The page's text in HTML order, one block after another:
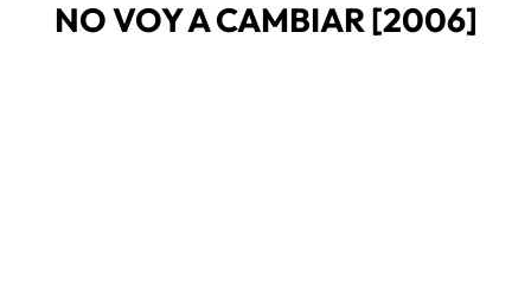
NO VOY A CAMBIAR [2006]